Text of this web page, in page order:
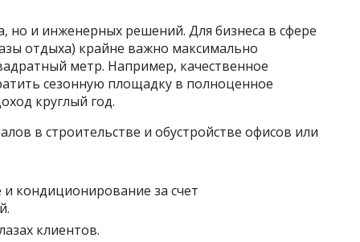
но и инженерных решений. Для бизнеса в сфере
отдыха) крайне важно максимально
метр. Например, качественное
сезонную площадку в полноценное
круглый год.
в строительстве и обустройстве офисов или
кондиционирование за счет
клиентов.